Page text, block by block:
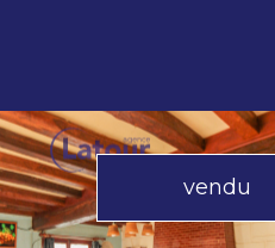
vendu